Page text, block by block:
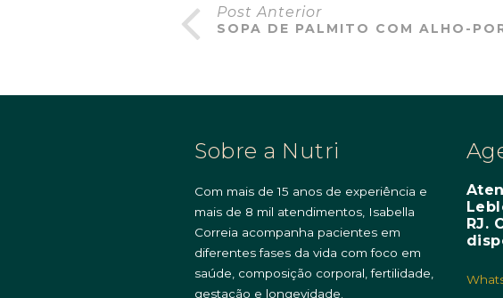
Post Anterior
SOPA DE PALMITO COM ALHO-
Sobre a Nutri
Com mais de 15 anos de experiência e
mais de 8 mil atendimentos, Isabella
Correia acompanha pacientes em
diferentes fases da vida com foco em
saúde, composição corporal, fertilidade,
gestação e longevidade.
RJ.